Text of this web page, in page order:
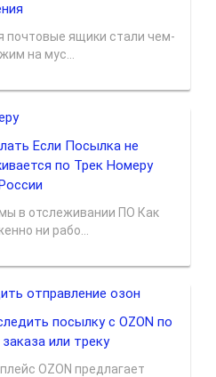
почтовые ящики стали чем-
на мус...
Если Посылка не
по Трек Номеру
в отслеживании ПО Как
ни рабо...
посылку с OZON по
или треку
OZON предлагает